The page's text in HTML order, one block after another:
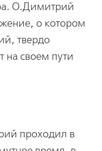
О.Димитрий
о котором
твердо
на своем пути
проходил в